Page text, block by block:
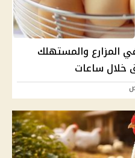
المزارع والمستهلك
خلال ساعات